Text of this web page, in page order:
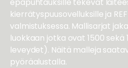
kierrätyspuusovelluksille ja
valmistuksessa. Mallisarjat
luokkaan jotka ovat 1500
leveydet). Näitä malleja
pyöräalustalla.